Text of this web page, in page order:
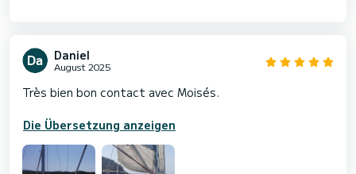
Daniel
August 2025
Très bien bon contact avec Moisés.
Die Übersetzung anzeigen